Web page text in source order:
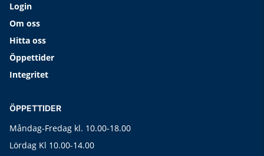
Login
Om oss
Hitta oss
Öppettider
Integritet
ÖPPETTIDER
Måndag-Fredag kl. 10.00-18.00
Lördag Kl 10.00-14.00